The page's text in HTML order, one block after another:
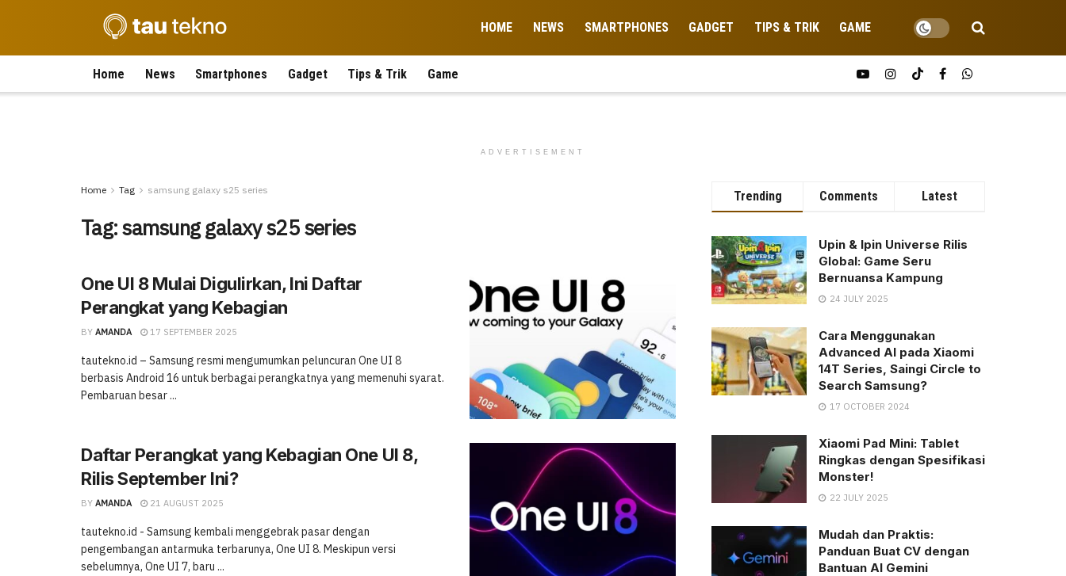
HOME NEWS SMARTPHONES GADGET TIPS & TRIK GAME
Home News Smartphones Gadget Tips & Trik Game
ADVERTISEMENT
Home Tag samsung galaxy s25 series
Tag:samsung galaxy s25 series
One UI 8 Mulai Digulirkan, Ini Daftar
Perangkat yang Kebagian
BY AMANDA 17 SEPTEMBER 2025
tautekno.id – Samsung resmi mengumumkan peluncuran One UI 8
berbasis Android 16 untuk berbagai perangkatnya yang memenuhi syarat.
Pembaruan besar ...
Daftar Perangkat yang Kebagian One UI 8,
Rilis September Ini?
BY AMANDA 21 AUGUST 2025
tautekno.id - Samsung kembali menggebrak pasar dengan
pengembangan antarmuka terbarunya, One UI 8. Meskipun versi
sebelumnya, One UI 7, baru ...
Trending Comments Latest
Upin & Ipin Universe Rilis
Global: Game Seru
Bernuansa Kampung
24 JULY 2025
Cara Menggunakan
Advanced AI pada Xiaomi
14T Series, Saingi Circle to
Search Samsung?
17 OCTOBER 2024
Xiaomi Pad Mini: Tablet
Ringkas dengan Spesifikasi
Monster!
22 JULY 2025
Mudah dan Praktis:
Panduan Buat CV dengan
Bantuan AI Gemini